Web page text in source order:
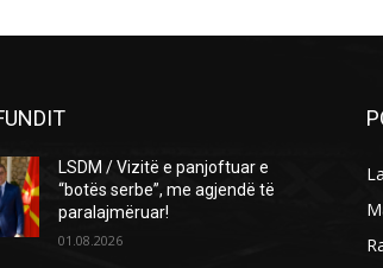
LSDM / Vizitë e panjoftuar e
“botës serbe”, me agjendë të
paralajmëruar!
01.08.2026